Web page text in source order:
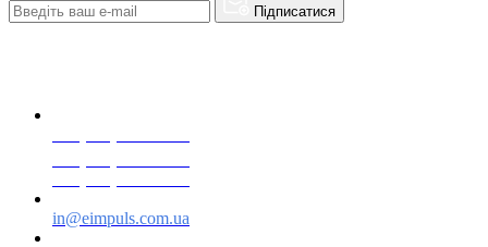
Підписатися
in@eimpuls.com.ua